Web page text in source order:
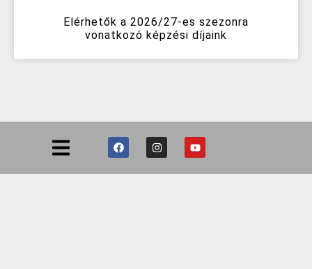
Elérhetők a 2026/27-es szezonra
vonatkozó képzési díjaink